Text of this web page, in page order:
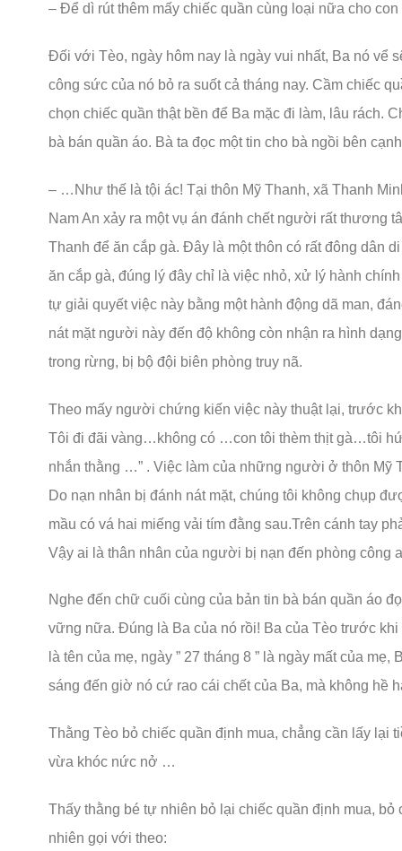
– Để dì rút thêm mấy chiếc quần cùng loại nữa cho
Đối với Tèo, ngày hôm nay là ngày vui nhất, Ba nó vể
công sức của nó bỏ ra suốt cả tháng nay. Cầm chiếc
chọn chiếc quần thật bền để Ba mặc đi làm, lâu rách.
bà bán quần áo. Bà ta đọc một tin cho bà ngồi bên
– …Như thế là tội ác! Tại thôn Mỹ Thanh, xã Thanh
Nam An xảy ra một vụ án đánh chết người rất thương
Thanh để ăn cắp gà. Đây là một thôn có rất đông dân
ăn cắp gà, đúng lý đây chỉ là việc nhỏ, xử lý hành
tự giải quyết việc này bằng một hành động dã man,
nát mặt người này đến độ không còn nhận ra hình
trong rừng, bị bộ đội biên phòng truy nã.
Theo mấy người chứng kiến việc này thuật lại, trước
Tôi đi đãi vàng…không có …con tôi thèm thịt gà…tôi
nhắn thằng …” . Việc làm của những người ở thôn Mỹ
Do nạn nhân bị đánh nát mặt, chúng tôi không chụp
mầu có vá hai miếng vải tím đằng sau.Trên cánh tay
Vậy ai là thân nhân của người bị nạn đến phòng công
Nghe đến chữ cuối cùng của bản tin bà bán quần áo
vững nữa. Đúng là Ba của nó rồi! Ba của Tèo trước khi
là tên của mẹ, ngày ” 27 tháng 8 ” là ngày mất của
sáng đến giờ nó cứ rao cái chết của Ba, mà không
Thằng Tèo bỏ chiếc quần định mua, chẳng cần lấy lại
vừa khóc nức nở …
Thấy thằng bé tự nhiên bỏ lại chiếc quần định mua,
nhiên gọi với theo: